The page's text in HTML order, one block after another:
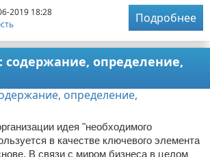
2019 18:28
Подробнее
определение,
идея "необходимого
в качестве ключевого элемента
В связи с миром бизнеса в целом